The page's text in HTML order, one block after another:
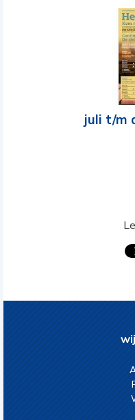
juli t/m